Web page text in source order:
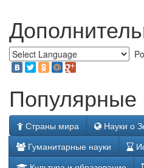
Популярные
Страны мира
Науки о
Гуманитарные науки